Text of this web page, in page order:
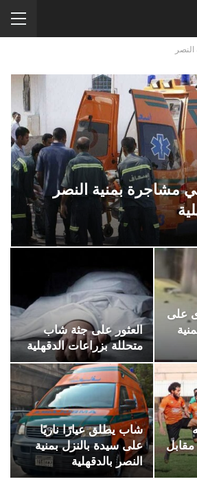
النصر
بمنية النصر
على
العثور على جثة شاب
متحللة بزراعات الدقهلية
مقابل
شاب يطلق عيارًا ناريًا
على سيدة بالنزل بمنية
النصر بالدقهلية